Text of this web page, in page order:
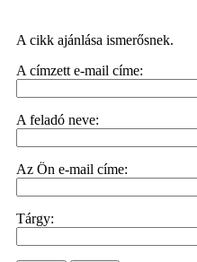
A cikk ajánlása ismerősnek.
A címzett e-mail címe:
A feladó neve:
Az Ön e-mail címe:
Tárgy: